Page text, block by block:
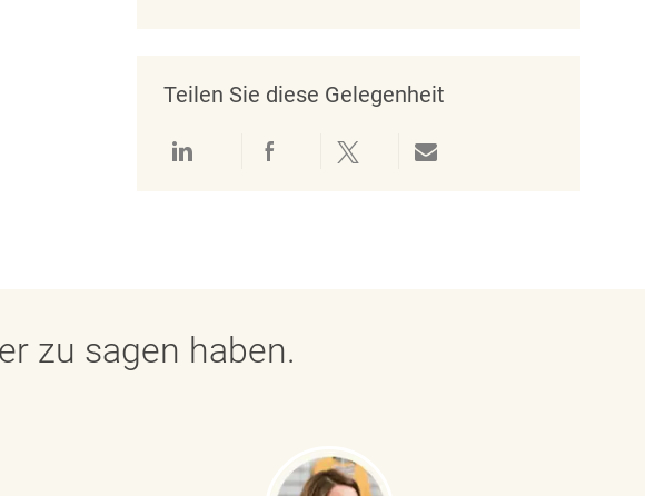
Teilen Sie diese Gelegenheit
Über LinkedIn teilenÜber Facebook teilen
Über Twitter teilenPer E-Mail teilen
zu sagen haben.